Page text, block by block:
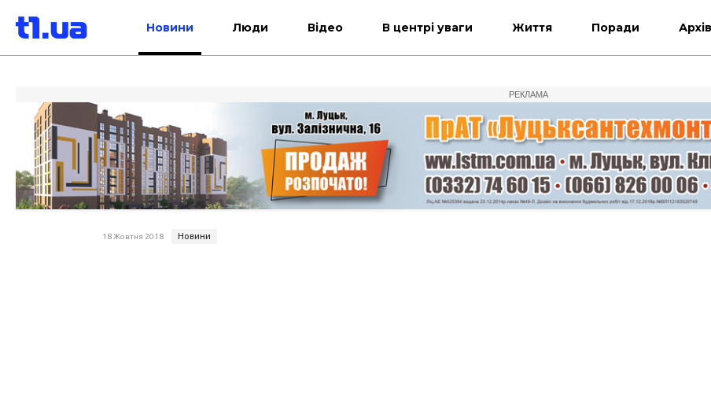
Новини Люди Відео В центрі уваги Життя Поради Архів
РЕКЛАМА
18 Жовтня 2018 Новини